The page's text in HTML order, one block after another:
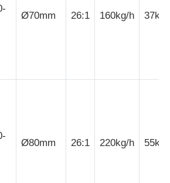
랜딩 머신
Ø70mm 26:1 160kg/h 37kW
Ø80mm 26:1 220kg/h 55kW